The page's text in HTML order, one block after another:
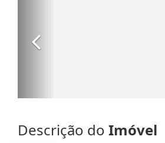
Descrição do Imóvel